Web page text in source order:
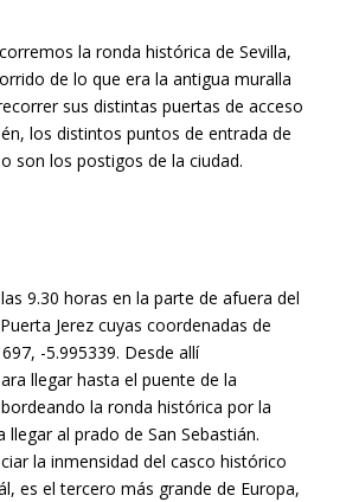
la ronda histórica de Sevilla,
de lo que era la antigua muralla
sus distintas puertas de acceso
los distintos puntos de entrada de
son los postigos de la ciudad.
9.30 horas en la parte de afuera del
Jerez cuyas coordenadas de
-5.995339. Desde allí
llegar hasta el puente de la
la ronda histórica por la
llegar al prado de San Sebastián.
la inmensidad del casco histórico
es el tercero más grande de Europa,